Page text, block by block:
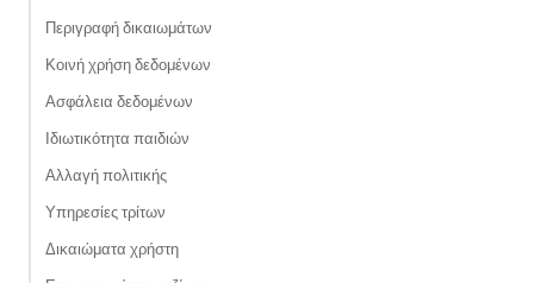
Περιγραφή δικαιωμάτων
Κοινή χρήση δεδομένων
Ασφάλεια δεδομένων
Ιδιωτικότητα παιδιών
Αλλαγή πολιτικής
Υπηρεσίες τρίτων
Δικαιώματα χρήστη